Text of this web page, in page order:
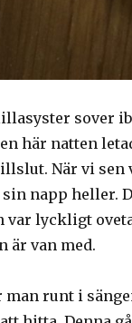
sover
här natten
När vi sen
napp heller.
var lyckligt
är van med.
man runt i